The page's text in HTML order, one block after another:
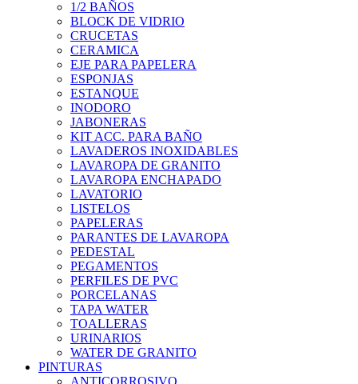
1/2 BAÑOS
BLOCK DE VIDRIO
CRUCETAS
CERAMICA
EJE PARA PAPELERA
ESPONJAS
ESTANQUE
INODORO
JABONERAS
KIT ACC. PARA BAÑO
LAVADEROS INOXIDABLES
LAVAROPA DE GRANITO
LAVAROPA ENCHAPADO
LAVATORIO
LISTELOS
PAPELERAS
PARANTES DE LAVAROPA
PEDESTAL
PEGAMENTOS
PERFILES DE PVC
PORCELANAS
TAPA WATER
TOALLERAS
URINARIOS
WATER DE GRANITO
PINTURAS